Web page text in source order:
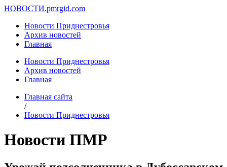
НОВОСТИ.pmrgid.com
Новости Приднестровья
Архив новостей
Главная
Новости Приднестровья
Архив новостей
Главная
Главная сайта
/
Новости Приднестровья
Новости ПМР